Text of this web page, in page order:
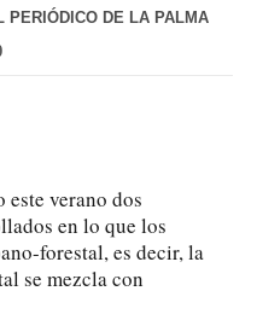
PERIÓDICO DE LA PALMA
verano dos
en lo que los
forestal, es decir, la
se mezcla con